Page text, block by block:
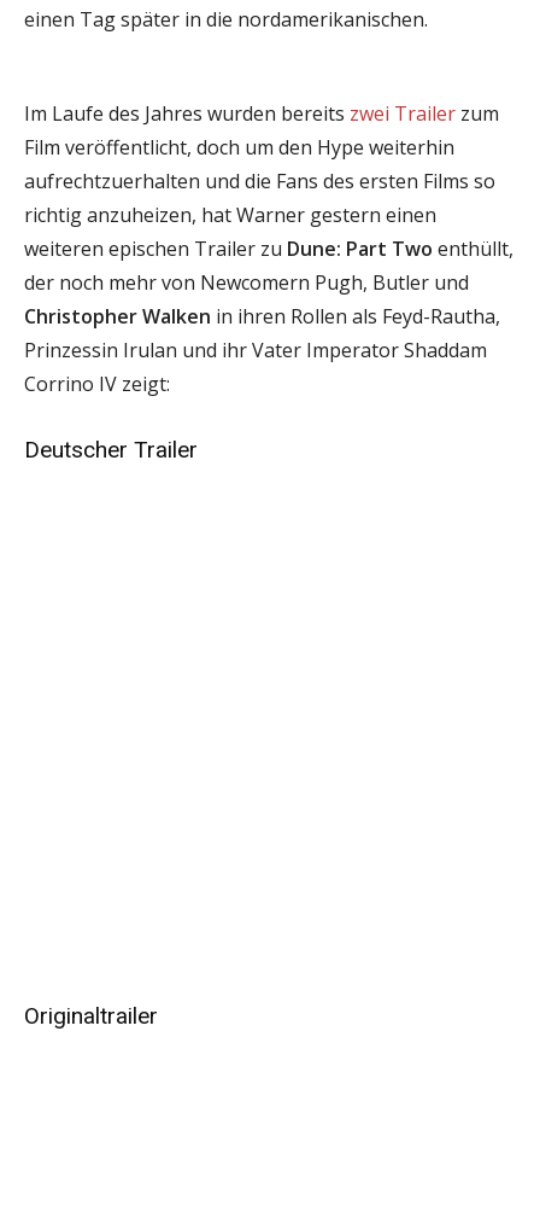
einen Tag später in die nordamerikanischen.
Im Laufe des Jahres wurden bereits zwei Trailer zum
Film veröffentlicht, doch um den Hype weiterhin
aufrechtzuerhalten und die Fans des ersten Films so
richtig anzuheizen, hat Warner gestern einen
weiteren epischen Trailer zu Dune: Part Two enthüllt,
der noch mehr von Newcomern Pugh, Butler und
Christopher Walken in ihren Rollen als Feyd-Rautha,
Prinzessin Irulan und ihr Vater Imperator Shaddam
Corrino IV zeigt:
Deutscher Trailer
Originaltrailer